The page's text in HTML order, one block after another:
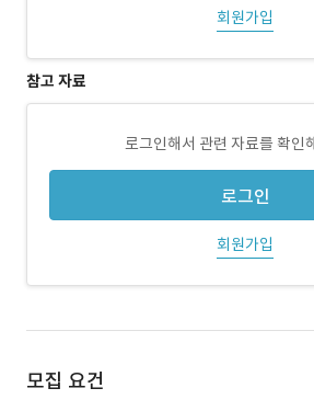
회원가입
참고 자료
로그인해서 관련 자료를 확인
로그인
회원가입
모집 요건